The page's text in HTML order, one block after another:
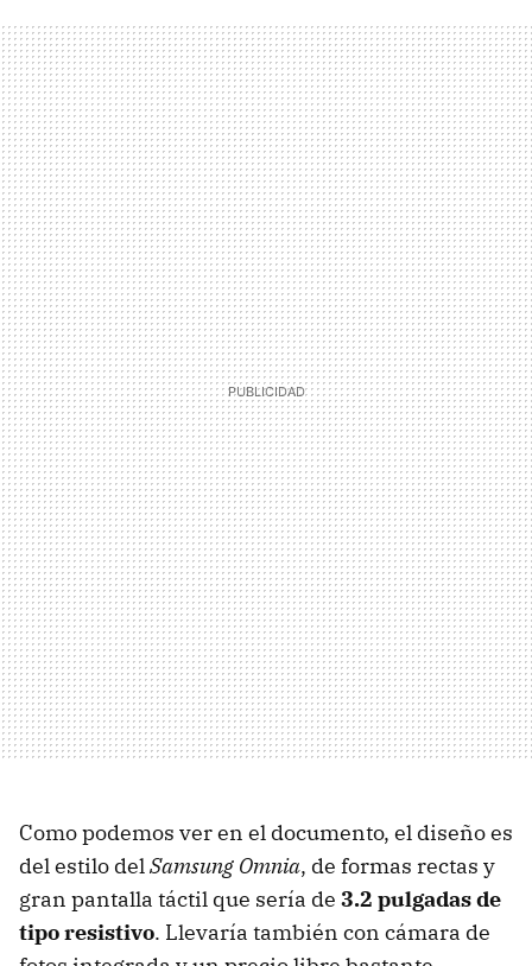
Como podemos ver en el documento, el diseño es
del estilo delSamsung Omnia, de formas rectas y
gran pantalla táctil que sería de 3.2 pulgadas de
tipo resistivo. Llevaría también con cámara de